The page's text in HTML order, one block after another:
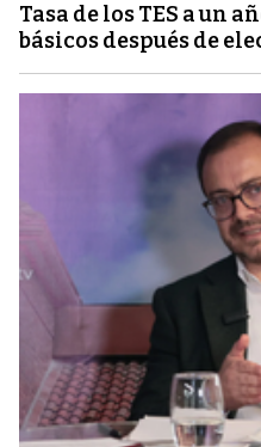
Tasa de los TES a un
básicos después de